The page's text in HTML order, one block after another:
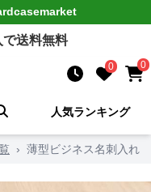
送料無料
0 0
人気ランキング
› 薄型ビジネス名刺入れ